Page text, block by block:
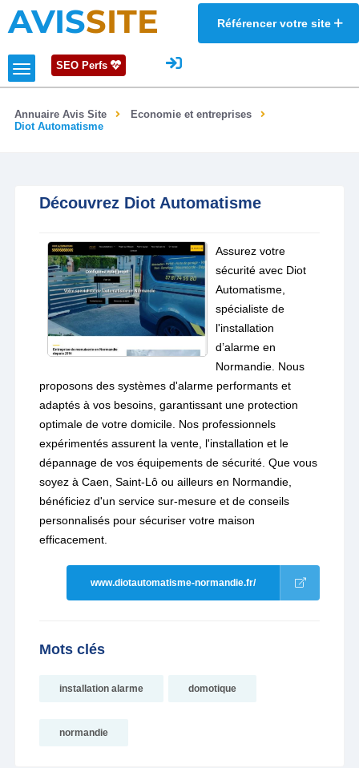
AVISSITE Référencer votre site
SEO Perfs
Annuaire Avis Site
Economie et entreprises
Diot Automatisme
Découvrez Diot Automatisme
Assurez votre
sécurité avec Diot
Automatisme,
spécialiste de
l'installation
d’alarme en
Normandie. Nous
proposons des systèmes d'alarme performants et
adaptés à vos besoins, garantissant une protection
optimale de votre domicile. Nos professionnels
expérimentés assurent la vente, l'installation et le
dépannage de vos équipements de sécurité. Que vous
soyez à Caen, Saint-Lô ou ailleurs en Normandie,
bénéficiez d'un service sur-mesure et de conseils
personnalisés pour sécuriser votre maison
efficacement.
www.diotautomatisme-normandie.fr/
Mots clés
installation alarme domotique
normandie